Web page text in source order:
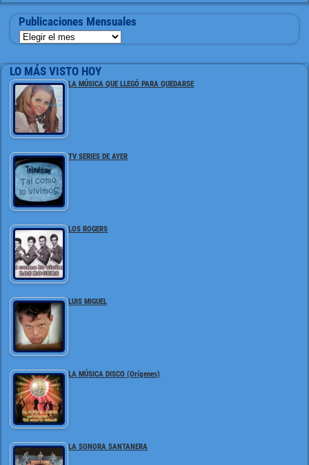
Publicaciones Mensuales
LO MÁS VISTO HOY
LA MÚSICA QUE LLEGÓ PARA QUEDARSE
TV SERIES DE AYER
LOS ROGERS
LUIS MIGUEL
LA MÚSICA DISCO (Orígenes)
LA SONORA SANTANERA